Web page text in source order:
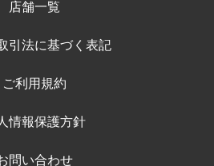
店舗一覧
引法に基づく表記
ご利用規約
情報保護方針
問い合わせ